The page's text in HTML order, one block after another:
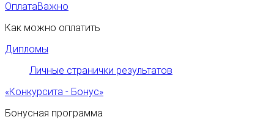
ОплатаВажно
Как можно оплатить
Дипломы
Личные странички результатов
«Конкурсита - Бонус»
Бонусная программа